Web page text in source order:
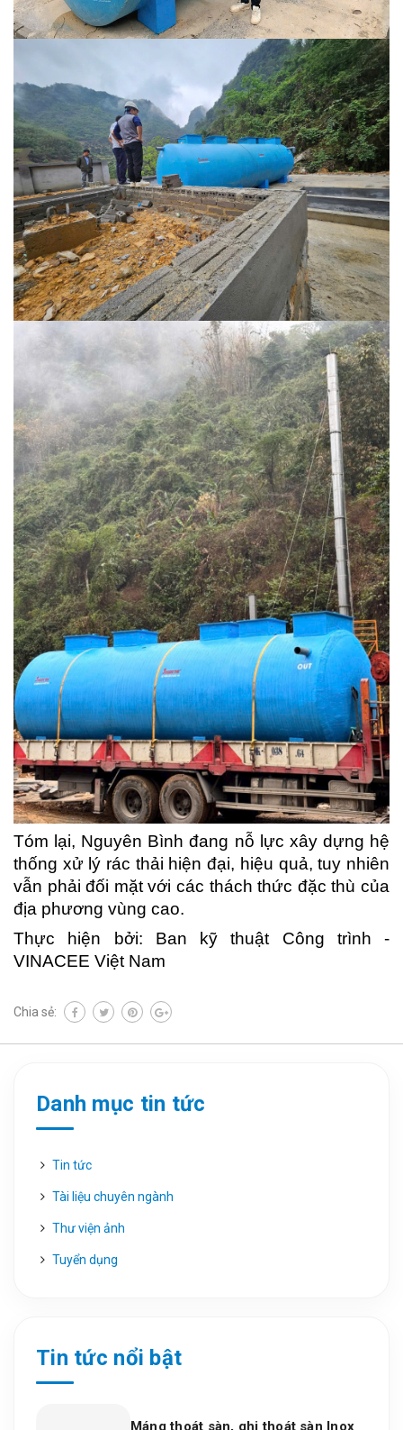
Tóm lại, Nguyên Bình đang nỗ lực xây dựng hệ
thống xử lý rác thải hiện đại, hiệu quả, tuy nhiên
vẫn phải đối mặt với các thách thức đặc thù của
địa phương vùng cao.
Thực hiện bởi: Ban kỹ thuật Công trình -
VINACEE Việt Nam
Chia sẻ:
Danh mục tin tức
Tin tức
Tài liệu chuyên ngành
Thư viện ảnh
Tuyển dụng
Tin tức nổi bật